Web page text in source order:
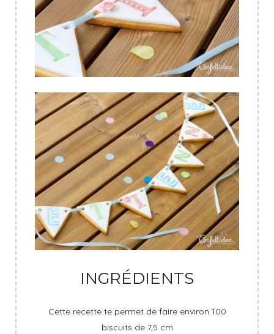
INGRÉDIENTS
Cette recette te permet de faire environ 100
biscuits de 7,5 cm